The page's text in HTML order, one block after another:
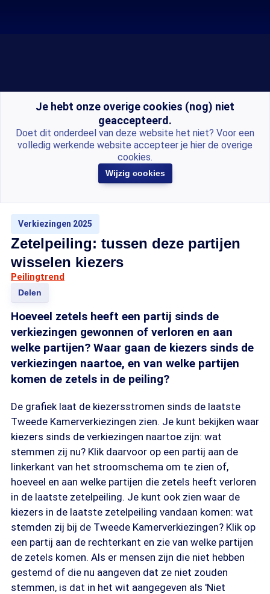
Je hebt onze overige cookies (nog) niet
geaccepteerd.
Doet dit onderdeel van deze website het niet? Voor een
volledig werkende website accepteer je hier de overige
cookies.
Wijzig cookies
Verkiezingen 2025
Zetelpeiling: tussen deze partijen
wisselen kiezers
Peilingtrend
Delen
Hoeveel zetels heeft een partij sinds de
verkiezingen gewonnen of verloren en aan
welke partijen? Waar gaan de kiezers sinds de
verkiezingen naartoe, en van welke partijen
komen de zetels in de peiling?
De grafiek laat de kiezersstromen sinds de laatste
Tweede Kamerverkiezingen zien. Je kunt bekijken waar
kiezers sinds de verkiezingen naartoe zijn: wat
stemmen zij nu? Klik daarvoor op een partij aan de
linkerkant van het stroomschema om te zien of,
hoeveel en aan welke partijen die zetels heeft verloren
in de laatste zetelpeiling. Je kunt ook zien waar de
kiezers in de laatste zetelpeiling vandaan komen: wat
stemden zij bij de Tweede Kamerverkiezingen? Klik op
een partij aan de rechterkant en zie van welke partijen
de zetels komen. Als er mensen zijn die niet hebben
gestemd of die nu aangeven dat ze niet zouden
stemmen, is dat in het wit aangegeven als 'Niet